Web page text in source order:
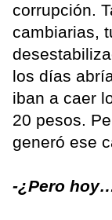
corrupción.
cambiarias,
los días
iban a caer
20 pesos.
generó ese
-¿Pero